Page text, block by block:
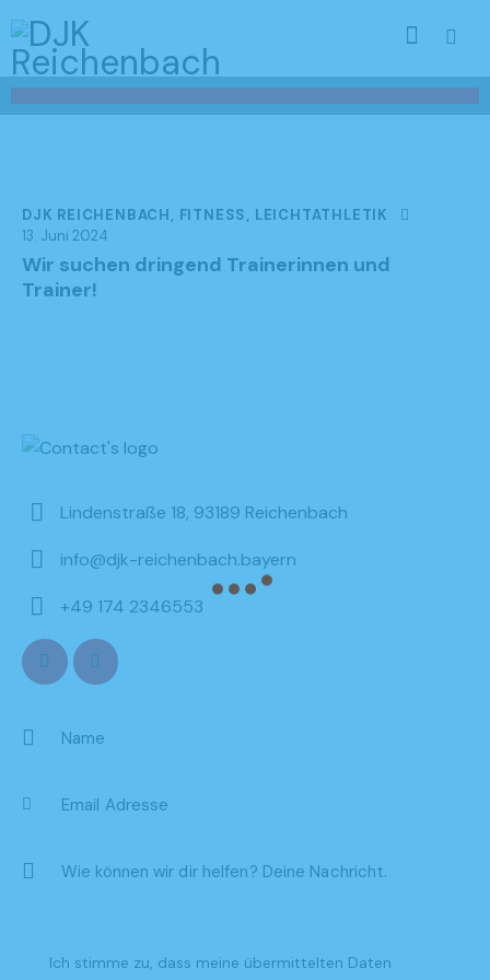
DJK REICHENBACH, FITNESS, LEICHTATHLETIK
13. Juni 2024
Wir suchen dringend Trainerinnen und
Trainer!
Lindenstraße 18, 93189 Reichenbach
info@djk-reichenbach.bayern
+49 174 2346553
Ich stimme zu, dass meine übermittelten Daten